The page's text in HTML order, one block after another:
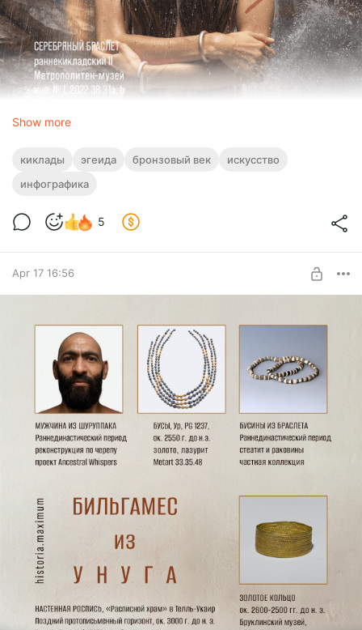
Show more
киклады эгеида бронзовый век
искусство
инфографика
5
Apr 17 16:56